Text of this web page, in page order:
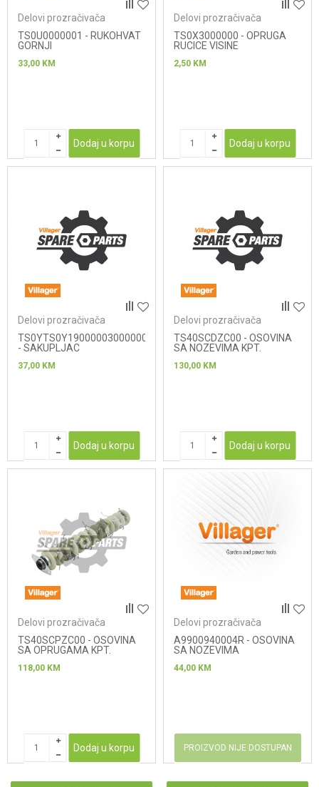
Delovi prozračivača
TS0U0000001 - RUKOHVAT
GORNJI
33,00 KM
Dodaj u korpu
Delovi prozračivača
TS0X3000000 - OPRUGA
RUCICE VISINE
2,50 KM
Dodaj u korpu
Delovi prozračivača
TS0YTS0Y19000003000000
- SAKUPLJAC
37,00 KM
Dodaj u korpu
Delovi prozračivača
TS40SCDZC00 - OSOVINA
SA NOZEVIMA KPT.
130,00 KM
Dodaj u korpu
Delovi prozračivača
TS40SCPZC00 - OSOVINA
SA OPRUGAMA KPT.
118,00 KM
Dodaj u korpu
Delovi prozračivača
A9900940004R - OSOVINA
SA NOZEVIMA
44,00 KM
PROIZVOD NIJE DOSTUPAN